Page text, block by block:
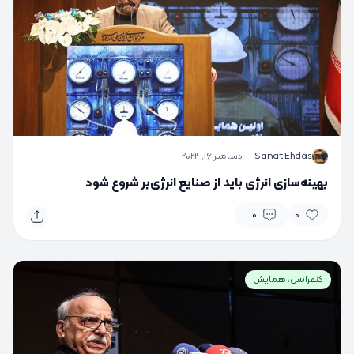
S
Sanat Ehdas
· دسامبر 16, 2024
بهینه‌سازی انرژی باید از صنایع انرژی‌بر شروع شود
0
0
کنفرانس، همایش